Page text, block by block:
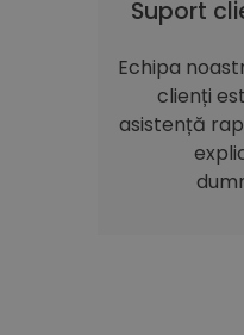
Suport
Echipa
clienți
asistență